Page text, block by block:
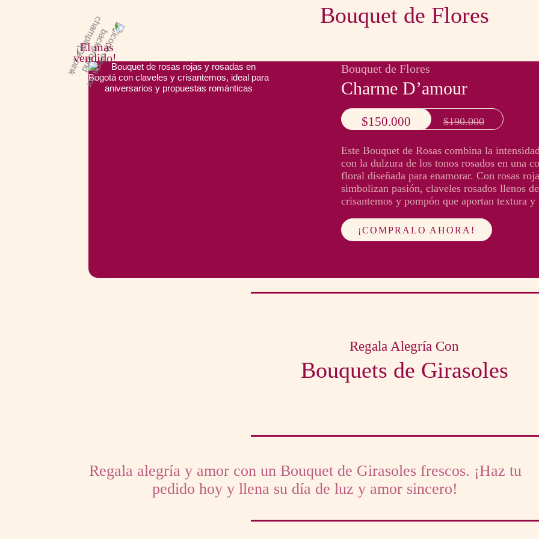
Bouquet de Flores
¡El más
vendido!
Bouquet de Flores
Charme D’amour
$150.000 $190.000
Este Bouquet de Rosas combina la
con la dulzura de los tonos rosados en una
floral diseñada para enamorar. Con rosas
simbolizan pasión, claveles rosados llenos
crisantemos y pompón que aportan textura
¡COMPRALO AHORA!
Regala Alegría Con
Bouquets de Girasoles
Regala alegría y amor con un Bouquet de Girasoles frescos. ¡Haz tu
pedido hoy y llena su día de luz y amor sincero!